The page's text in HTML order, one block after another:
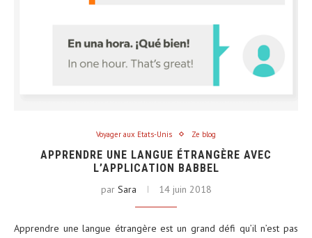
Voyager aux Etats-Unis Ze blog
APPRENDRE UNE LANGUE ÉTRANGÈRE AVEC
L’APPLICATION BABBEL
par Sara 14 juin 2018
Apprendre une langue étrangère est un grand défi qu’il n’est pas